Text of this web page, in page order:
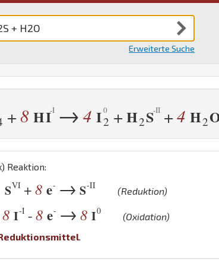
Erweiterte Suche
+ 8 HI → 4 I2 + H2S +4 H2
Reaktion:
SVI +8 e- → S-II
(Reduktion)
8 I-I -8 e- → 8 I0
(Oxidation)
.